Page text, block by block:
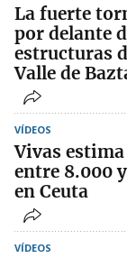
La fuerte
por delante
estructuras
Valle de
VÍDEOS
Vivas
entre 8.000
en Ceuta
VÍDEOS